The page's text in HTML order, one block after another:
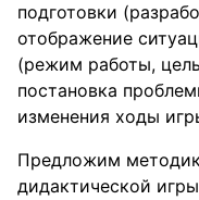
подготовки
отображение
(режим работы,
постановка
изменения ходы
Предложим
дидактической